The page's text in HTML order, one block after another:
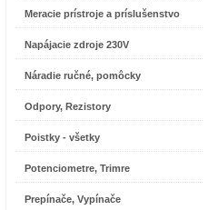
Meracie prístroje a príslušenstvo
Napájacie zdroje 230V
Náradie ručné, pomôcky
Odpory, Rezistory
Poistky - všetky
Potenciometre, Trimre
Prepínače, Vypínače